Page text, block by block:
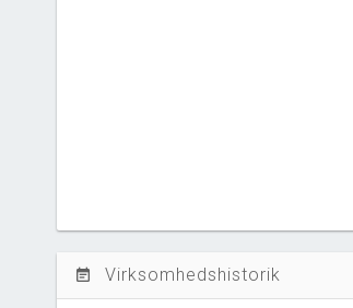
event_note Virksomhedshistorik